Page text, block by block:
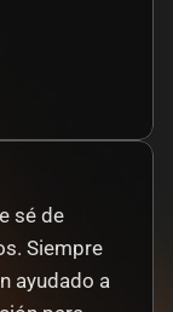
sé de
Siempre
ayudado a